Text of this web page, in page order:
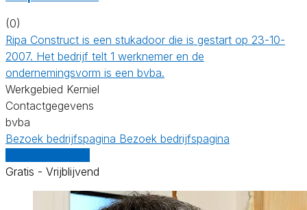
(0)
Ripa Construct is een stukadoor die is gestart op 23-10-
2007. Het bedrijf telt 1 werknemer en de
ondernemingsvorm is een bvba.
Werkgebied Kerniel
Contactgegevens
bvba
Bezoek bedrijfspagina Bezoek bedrijfspagina
Gratis - Vrijblijvend